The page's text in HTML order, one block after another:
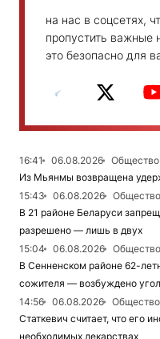
на нас в соцсетях,
пропустить важные
это безопасно для
16:41 06.08.2026
Из Мьянмы возвращена
15:43
06.08.2026
Общество
В 21 районе Беларуси
разрешено — лишь в двух
15:04
06.08.2026
Общество
В Сенненском районе 62-
сожителя — возбуждено
14:56
06.08.2026
Статкевич считает, что его
необходимых лекарствах